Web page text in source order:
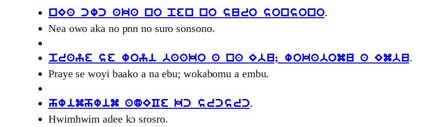
nEa cwc aka no pen no suro sonsono.
Nea owo aka no pnn no suro sonsono.
praye se woyi baako a na Ebu; wokabomu a Embu.
Praye se woyi baako a na ebu; wokabomu a embu.
hwimhwim adECe kc srcsrc.
Hwimhwim adee kɔ srosro.